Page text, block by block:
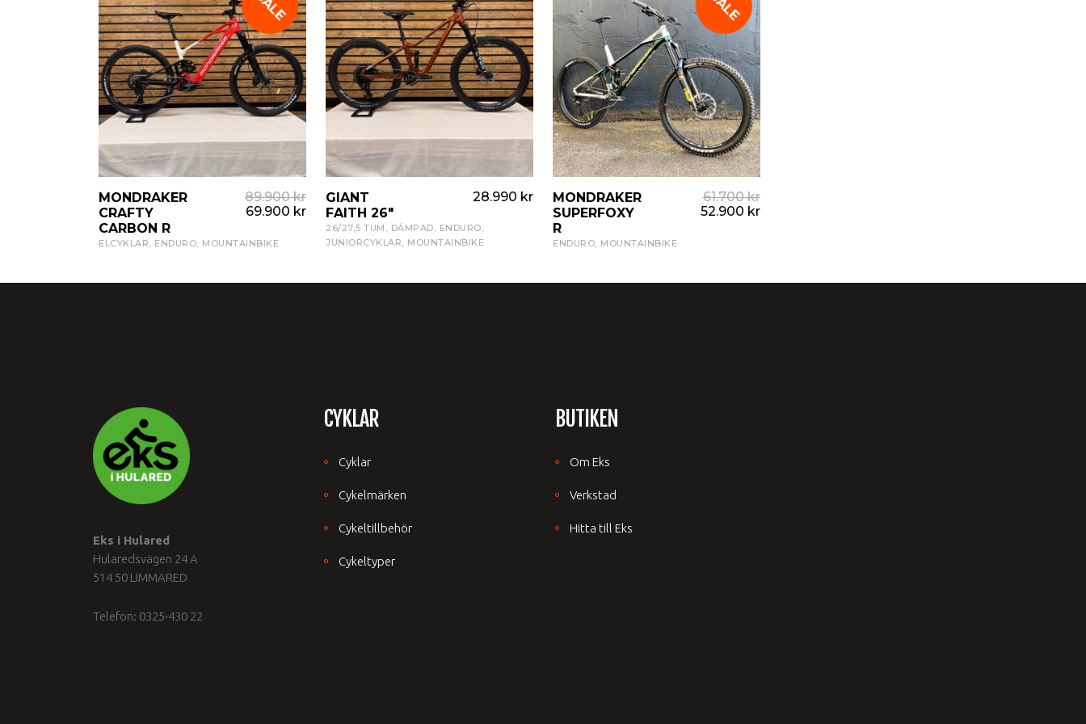
Racercyklar
Standardcyklar
Trialcyklar
Jitsie
Lapierre
Liv
Merida
Mondraker
Pinarello
Schwalbe
Begagnade Cyklar Merida
Mondraker
Pinarello
Skeppshult
VISA PRODUKT
MONDRAKER
CRAFTY
CARBON R
89.900kr
69.900 kr
ELCYKLAR, ENDURO, MOUNTAINBIKE
VISA PRODUKT
GIANT
FAITH 26″
28.990 kr
26/27,5 TUM , DÄMPAD, ENDURO,
JUNIORCYKLAR, MOUNTAINBIKE
VISA PRODUKT
MONDRAKER
SUPERFOXY
R
61.700kr
52.900 kr
ENDURO, MOUNTAINBIKE
Eks i Hulared
Hularedsvägen 24 A
514 50 LIMMARED
Telefon: 0325-430 22
CYKLAR
Cyklar
Cykelmärken
Cykeltillbehör
Cykeltyper
BUTIKEN
Om Eks
Verkstad
Hitta till Eks